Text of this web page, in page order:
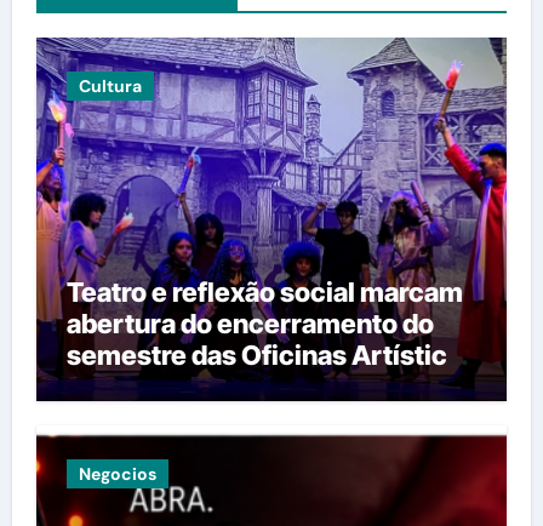
Cultura
Teatro e reflexão social marcam
abertura do encerramento do
semestre das Oficinas Artísticas
do Teatro João Paulo II
Negocios